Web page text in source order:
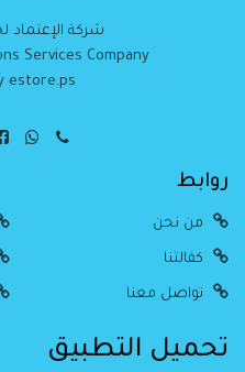
شركة الإعتماد
Services Company
estore.ps
روابط
من نحن
كفالتنا
تواصل معنا
تحميل التطبيق